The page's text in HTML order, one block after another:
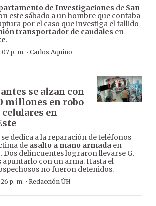
de Investigaciones de San
este sábado a un hombre que contaba
por el caso que investiga el fallido
transportador de caudales en
.
p. m. · Carlos Aquino
se alzan con
millones en robo
en
dedica a la reparación de teléfonos
de asalto a mano armada en
. Dos delincuentes lograron llevarse G.
con un arma. Hasta el
no fueron detenidos.
p. m. · Redacción ÚH